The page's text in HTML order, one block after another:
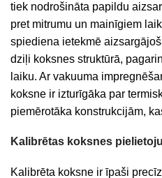
tiek nodrošināta papildu
pret mitrumu un mainīgiem
spiediena ietekmē
dziļi koksnes struktūrā,
laiku. Ar vakuuma
koksne ir izturīgāka par
piemērotāka konstrukcijām,
Kalibrētas koksnes
Kalibrēta koksne ir īpaši